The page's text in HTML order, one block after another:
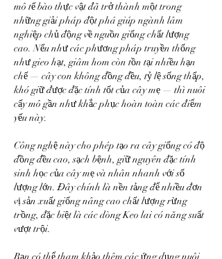
mô tế bào thực vật đã trở thành một trong
những giải pháp đột phá giúp ngành lâm
nghiệp chủ động về nguồn giống chất lượng
cao. Nếu như các phương pháp truyền thống
như gieo hạt, giâm hom còn tồn tại nhiều hạn
chế — cây con không đồng đều, tỷ lệ sống thấp,
khó giữ được đặc tính tốt của cây mẹ — thì nuôi
cấy mô gần như khắc phục hoàn toàn các điểm
yếu này.
Công nghệ này cho phép tạo ra cây giống có độ
đồng đều cao, sạch bệnh, giữ nguyên đặc tính
sinh học của cây mẹ và nhân nhanh với số
lượng lớn. Đây chính là nền tảng để nhiều đơn
vị sản xuất giống nâng cao chất lượng rừng
trồng, đặc biệt là các dòng Keo lai có năng suất
vượt trội.
Bạn có thể tham khảo thêm các ứng dụng nuôi